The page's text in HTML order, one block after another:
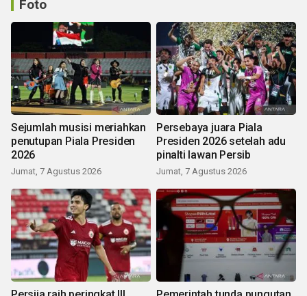
Foto
Sejumlah musisi meriahkan
penutupan Piala Presiden
2026
Jumat, 7 Agustus 2026
Persebaya juara Piala
Presiden 2026 setelah adu
pinalti lawan Persib
Jumat, 7 Agustus 2026